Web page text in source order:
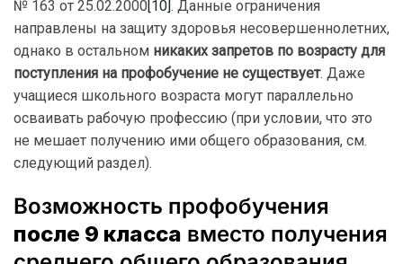
№ 163 от 25.02.2000 [10] . Данные ограничения
направлены на защиту здоровья несовершеннолетних,
однако в остальном никаких запретов по возрасту для
поступления на профобучение не существует. Даже
учащиеся школьного возраста могут параллельно
осваивать рабочую профессию (при условии, что это
не мешает получению ими общего образования, см.
следующий раздел).
Возможность профобучения
после 9 класса вместо получения